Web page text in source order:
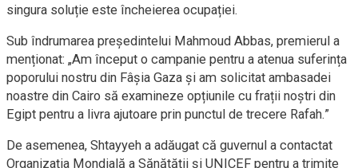
singura soluție este încheierea ocupației.
Sub îndrumarea președintelui Mahmoud Abbas, premierul a
menționat: „Am început o campanie pentru a atenua suferința
poporului nostru din Fâșia Gaza și am solicitat ambasadei
noastre din Cairo să examineze opțiunile cu frații noștri din
Egipt pentru a livra ajutoare prin punctul de trecere Rafah.”
De asemenea, Shtayyeh a adăugat că guvernul a contactat
Organizația Mondială a Sănătății și UNICEF pentru a trimite